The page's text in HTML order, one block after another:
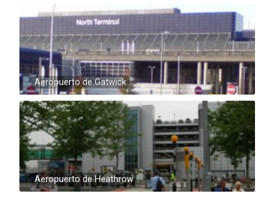
Aeropuerto de Gatwick
Aeropuerto de Heathrow